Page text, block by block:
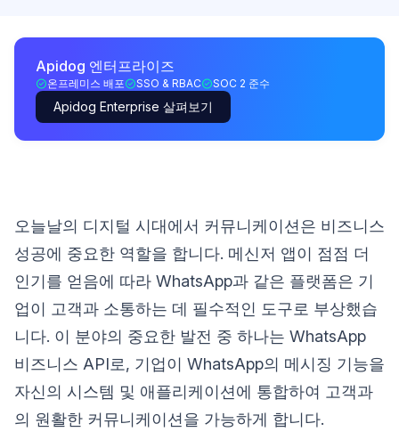
Apidog 엔터프라이즈
온프레미스 배포 SSO & RBAC SOC 2 준수
Apidog Enterprise 살펴보기
오늘날의 디지털 시대에서 커뮤니케이션은 비즈니스
성공에 중요한 역할을 합니다. 메신저 앱이 점점 더
인기를 얻음에 따라 WhatsApp과 같은 플랫폼은 기
업이 고객과 소통하는 데 필수적인 도구로 부상했습
니다. 이 분야의 중요한 발전 중 하나는 WhatsApp
비즈니스 API로, 기업이 WhatsApp의 메시징 기능을
자신의 시스템 및 애플리케이션에 통합하여 고객과
의 원활한 커뮤니케이션을 가능하게 합니다.